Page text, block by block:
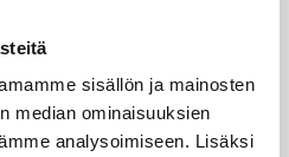
sisällön ja mainosten
median ominaisuuksien
analysoimiseen. Lisäksi